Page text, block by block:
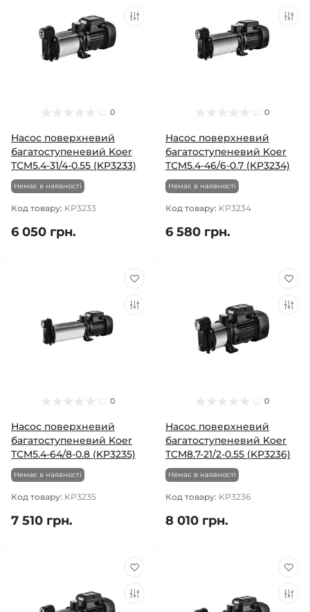
0
Насос поверхневий
багатоступеневий Koer
TCM5.4-31/4-0.55 (KP3233)
Немає в наявності
Код товару: KP3233
6 050 грн.
0
Насос поверхневий
багатоступеневий Koer
TCM5.4-46/6-0.7 (KP3234)
Немає в наявності
Код товару: KP3234
6 580 грн.
0
Насос поверхневий
багатоступеневий Koer
TCM5.4-64/8-0.8 (KP3235)
Немає в наявності
Код товару: KP3235
7 510 грн.
0
Насос поверхневий
багатоступеневий Koer
TCM8.7-21/2-0.55 (KP3236)
Немає в наявності
Код товару: KP3236
8 010 грн.